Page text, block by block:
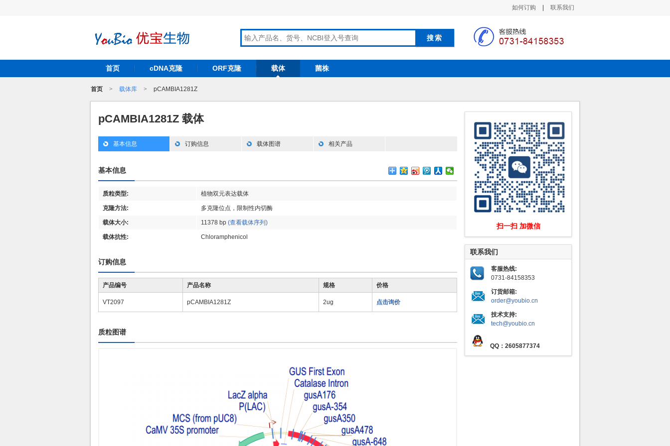
如何订购 联系我们
首页 cDNA克隆 ORF克隆 载体 菌株
首页 > 载体库 > pCAMBIA1281Z
pCAMBIA1281Z 载体
基本信息 订购信息 载体图谱 相关产品
基本信息
质粒类型: 植物双元表达载体
克隆方法: 多克隆位点，限制性内切酶
载体大小: 11378 bp (查看载体序列)
载体抗性: Chloramphenicol
订购信息
产品编号 产品名称 规格 价格
VT2097 pCAMBIA1281Z 2ug 点击询价
质粒图谱
扫一扫 加微信
联系我们
客服热线:
0731-84158353
订货邮箱:
order@youbio.cn
技术支持:
tech@youbio.cn
QQ：2605877374